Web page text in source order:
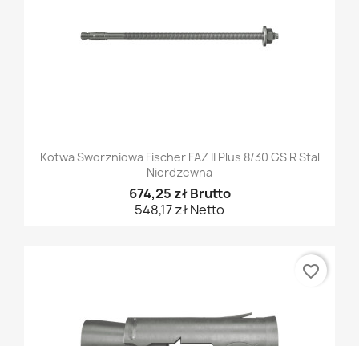
Kotwa Sworzniowa Fischer FAZ II Plus 8/30 GS R Stal
Nierdzewna
674,25 zł Brutto
548,17 zł Netto
favorite_border